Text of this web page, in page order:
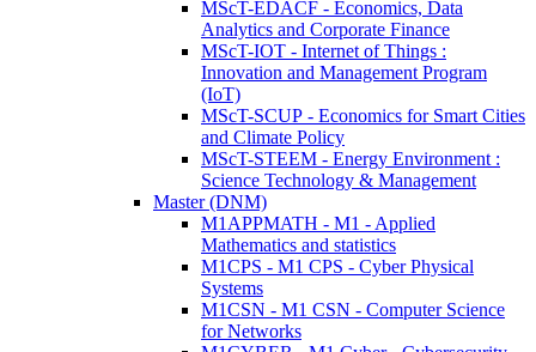
MScT-EDACF - Economics, Data
Analytics and Corporate Finance
MScT-IOT - Internet of Things :
Innovation and Management Program
(IoT)
MScT-SCUP - Economics for Smart Cities
and Climate Policy
MScT-STEEM - Energy Environment :
Science Technology & Management
Master (DNM)
M1APPMATH - M1 - Applied
Mathematics and statistics
M1CPS - M1 CPS - Cyber Physical
Systems
M1CSN - M1 CSN - Computer Science
for Networks